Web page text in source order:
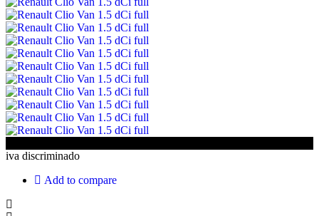
iva discriminado
Add to compare